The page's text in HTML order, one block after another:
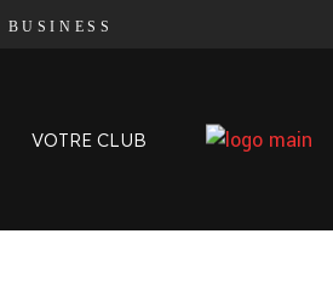
BUSINESS
VOTRE CLUBL’histoire des Oyomen